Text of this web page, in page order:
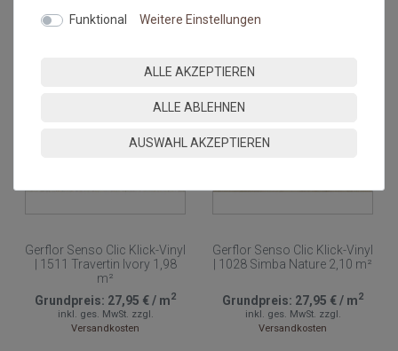
Versandkosten
Versandkosten
Gerflor Senso Clic Klick-Vinyl
| 1511 Travertin Ivory 1,98
m²
Grundpreis: 27,95 €/ m2
inkl. ges. MwSt. zzgl.
Versandkosten
Gerflor Senso Clic Klick-Vinyl
| 1028 Simba Nature 2,10 m²
Grundpreis: 27,95 €/ m2
inkl. ges. MwSt. zzgl.
Versandkosten
Funktional Weitere Einstellungen
ALLE AKZEPTIEREN
ALLE ABLEHNEN
AUSWAHL AKZEPTIEREN